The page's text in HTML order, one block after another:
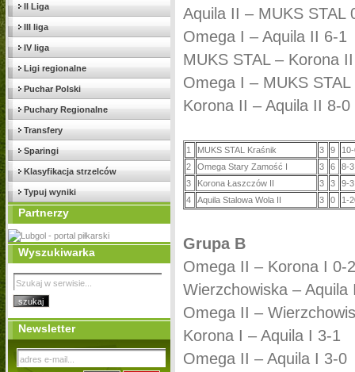
II Liga
III liga
IV liga
Ligi regionalne
Puchar Polski
Puchary Regionalne
Transfery
Sparingi
Klasyfikacja strzelców
Typuj wyniki
Partnerzy
Wyszukiwarka
Newsletter
Aquila II – MUKS STAL
Omega I – Aquila II 6-1
MUKS STAL – Korona
Omega I – MUKS
Korona II – Aquila II 8-0
1 MUKS STAL Kraśnik 3 9
2
Omega Stary Zamość I 3 6
8-3
3
Korona Łaszczów II 3 3
9-3
4
Aquila Stalowa Wola II 3 0 1-
Grupa B
Omega II – Korona I 0-2
Wierzchowiska – Aquila
Omega II –
Korona I – Aquila I 3-1
Omega II – Aquila I 3-0